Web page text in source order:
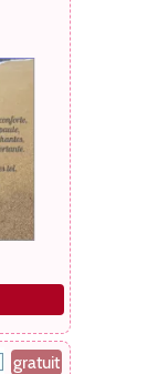
gratuit